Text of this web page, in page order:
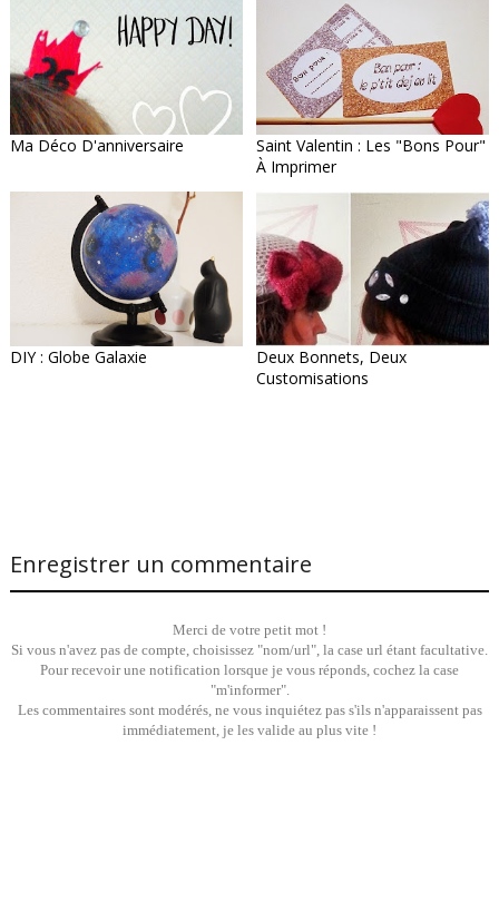
Ma Déco D'anniversaire
Saint Valentin : Les "bons Pour"
À Imprimer
DIY : Globe Galaxie
Deux Bonnets, Deux
Customisations
Enregistrer un commentaire
Merci de votre petit mot !
Si vous n'avez pas de compte, choisissez "nom/url", la case url étant facultative.
Pour recevoir une notification lorsque je vous réponds, cochez la case
"m'informer".
Les commentaires sont modérés, ne vous inquiétez pas s'ils n'apparaissent pas
immédiatement, je les valide au plus vite !